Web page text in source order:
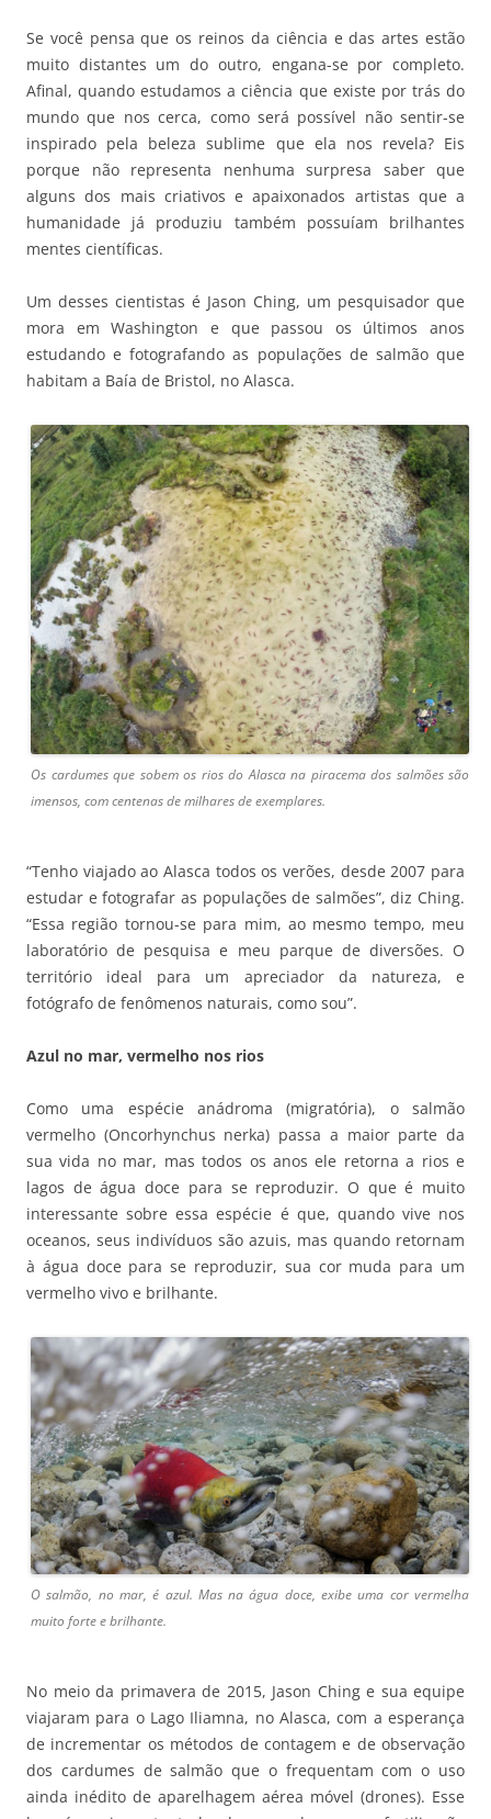
Se você pensa que os reinos da ciência e das artes estão
muito distantes um do outro, engana-se por completo.
Afinal, quando estudamos a ciência que existe por trás do
mundo que nos cerca, como será possível não sentir-se
inspirado pela beleza sublime que ela nos revela? Eis
porque não representa nenhuma surpresa saber que
alguns dos mais criativos e apaixonados artistas que a
humanidade já produziu também possuíam brilhantes
mentes científicas.
Um desses cientistas é Jason Ching, um pesquisador que
mora em Washington e que passou os últimos anos
estudando e fotografando as populações de salmão que
habitam a Baía de Bristol, no Alasca.
Os cardumes que sobem os rios do Alasca na piracema dos salmões são
imensos, com centenas de milhares de exemplares.
“Tenho viajado ao Alasca todos os verões, desde 2007 para
estudar e fotografar as populações de salmões”, diz Ching.
“Essa região tornou-se para mim, ao mesmo tempo, meu
laboratório de pesquisa e meu parque de diversões. O
território ideal para um apreciador da natureza, e
fotógrafo de fenômenos naturais, como sou”.
Azul no mar, vermelho nos rios
Como uma espécie anádroma (migratória), o salmão
vermelho (Oncorhynchus nerka) passa a maior parte da
sua vida no mar, mas todos os anos ele retorna a rios e
lagos de água doce para se reproduzir. O que é muito
interessante sobre essa espécie é que, quando vive nos
oceanos, seus indivíduos são azuis, mas quando retornam
à água doce para se reproduzir, sua cor muda para um
vermelho vivo e brilhante.
O salmão, no mar, é azul. Mas na água doce, exibe uma cor vermelha
muito forte e brilhante.
No meio da primavera de 2015, Jason Ching e sua equipe
viajaram para o Lago Iliamna, no Alasca, com a esperança
de incrementar os métodos de contagem e de observação
dos cardumes de salmão que o frequentam com o uso
ainda inédito de aparelhagem aérea móvel (drones). Esse